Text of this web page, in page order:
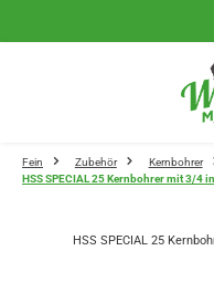
Fein Zubehör
Kernbohrer
HSS SPECIAL 25 Kernbohrer mit 3/4
HSS SPECIAL 25